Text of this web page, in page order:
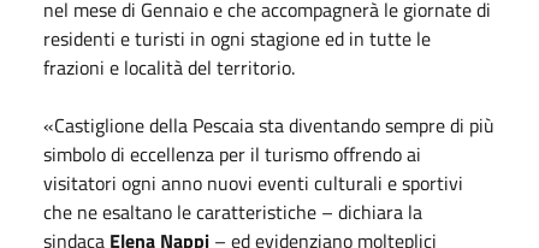
nel mesedi Gennaioe che accompagnerà le giornate di
residenti e turisti in ogni stagione ed in tutte le
frazioni e località del territorio.
«Castiglione della Pescaia sta diventando sempre di più
simbolo di eccellenza per il turismo offrendo ai
visitatori ogni anno nuovi eventi culturali e sportivi
che ne esaltano le caratteristiche – dichiara la
sindaca Elena Nappi – ed evidenziano molteplici